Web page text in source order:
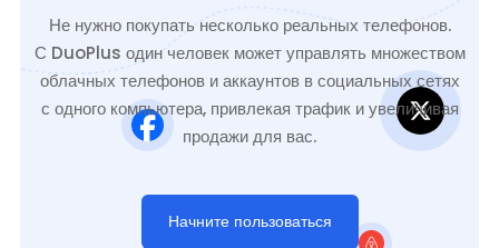
Не нужно покупать несколько реальных телефонов.
С DuoPlus один человек может управлять множеством
облачных телефонов и аккаунтов в социальных сетях
с одного компьютера, привлекая трафик и увеличивая
продажи для вас.
Начните пользоваться